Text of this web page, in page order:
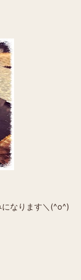
なります＼(^o^)